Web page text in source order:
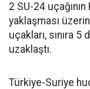
2 SU-24
yaklaşması
uçakları, sınıra
uzaklaştı.
Türkiye-Suriye